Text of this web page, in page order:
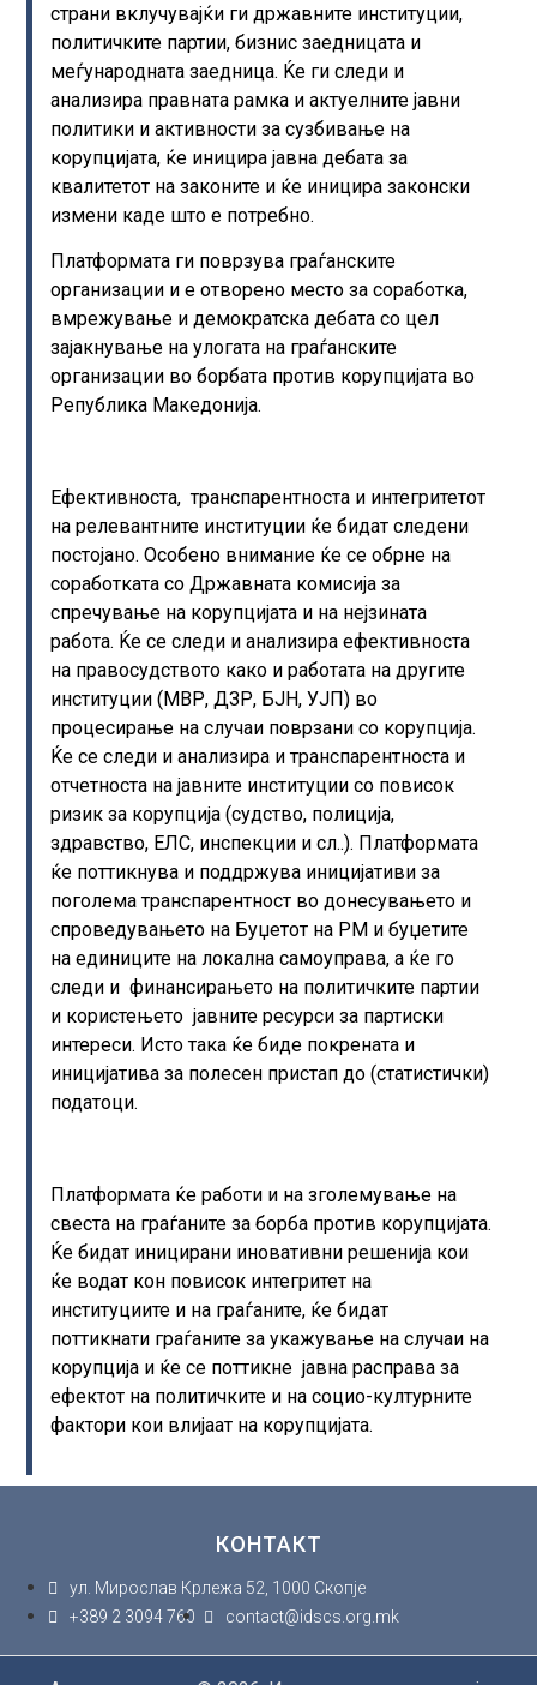
страни вклучувајќи ги државните институции,
политичките партии, бизнис заедницата и
меѓународната заедница. Ќе ги следи и
анализира правната рамка и актуелните јавни
политики и активности за сузбивање на
корупцијата, ќе иницира јавна дебата за
квалитетот на законите и ќе иницира законски
измени каде што е потребно.
Платформата ги поврзува граѓанските
организации и е отворено место за соработка,
вмрежување и демократска дебата со цел
зајакнување на улогата на граѓанските
организации во борбата против корупцијата во
Република Македонија.
Ефективноста, транспарентноста и интегритетот
на релевантните институции ќе бидат следени
постојано. Особено внимание ќе се обрне на
соработката со Државната комисија за
спречување на корупцијата и на нејзината
работа. Ќе се следи и анализира ефективноста
на правосудството како и работата на другите
институции (МВР, ДЗР, БЈН, УЈП) во
процесирање на случаи поврзани со корупција.
Ќе се следи и анализира и транспарентноста и
отчетноста на јавните институции со повисок
ризик за корупција (судство, полиција,
здравство, ЕЛС, инспекции и сл..). Платформата
ќе поттикнува и поддржува иницијативи за
поголема транспарентност во донесувањето и
спроведувањето на Буџетот на РМ и буџетите
на единиците на локална самоуправа, а ќе го
следи и финансирањето на политичките партии
и користењето јавните ресурси за партиски
интереси. Исто така ќе биде покрената и
иницијатива за полесен пристап до (статистички)
податоци.
Платформата ќе работи и на зголемување на
свеста на граѓаните за борба против корупцијата.
Ќе бидат иницирани иновативни решенија кои
ќе водат кон повисок интегритет на
институциите и на граѓаните, ќе бидат
поттикнати граѓаните за укажување на случаи на
корупција и ќе се поттикне јавна расправа за
ефектот на политичките и на социо-културните
фактори кои влијаат на корупцијата.
КОНТАКТ
ул. Мирослав Крлежа 52, 1000 Скопје
+389 2 3094 760
contact@idscs.org.mk